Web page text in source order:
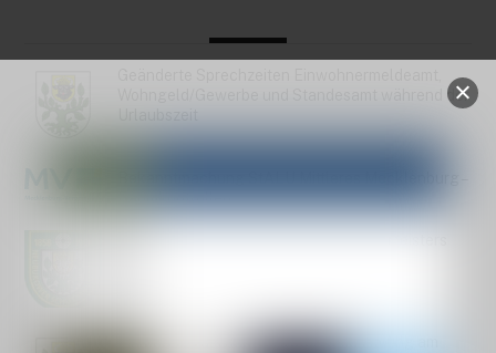
Wohngeld/Gewerbe und Standesamt während der
Urlaubszeit
Baumkontrollen
Einladung zur Stadtvertreterversammlung am